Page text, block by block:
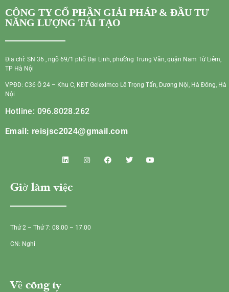
CÔNG TY CỔ PHẦN GIẢI PHÁP & ĐẦU TƯ
NĂNG LƯỢNG TÁI TẠO
Địa chỉ: SN 36 , ngõ 69/1 phố Đại Linh, phường Trung Văn, quận Nam Từ Liêm,
TP Hà Nội
VPĐD: C36 Ô 24 – Khu C, KĐT Geleximco Lê Trọng Tấn, Dương Nội, Hà Đông, Hà
Nội
Hotline: 096.8028.262
Email: reisjsc2024@gmail.com
Giờ làm việc
Thứ 2 – Thứ 7: 08.00 – 17.00
CN: Nghỉ
Về công ty